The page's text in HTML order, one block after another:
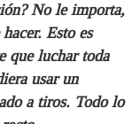
No le importa,
Esto es
que luchar toda
usar un
a tiros. Todo lo